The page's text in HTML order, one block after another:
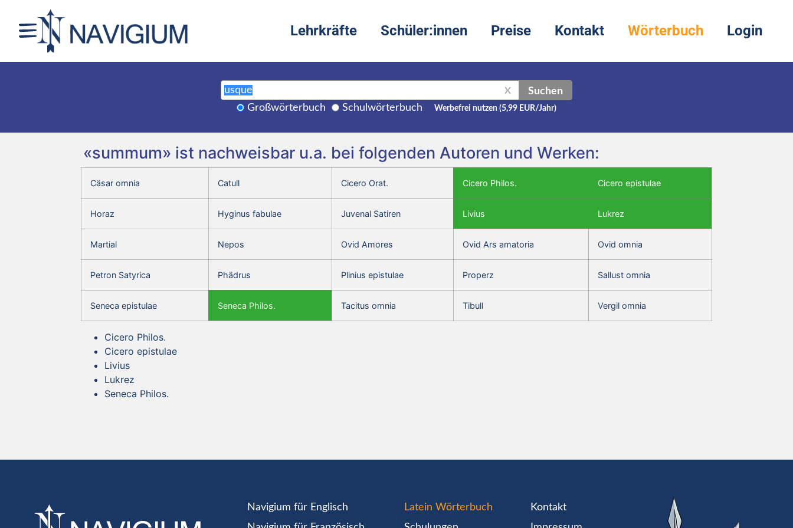
Lehrkräfte Schüler:innen Preise Kontakt Wörterbuch Login
X Suchen
Großwörterbuch Schulwörterbuch Werbefrei nutzen (5,99 EUR/Jahr)
«summum» ist nachweisbar u.a. bei folgenden Autoren und Werken:
Cäsar omnia Catull Cicero Orat. Cicero Philos. Cicero epistulae
Horaz Hyginus fabulae Juvenal Satiren Livius Lukrez
Martial Nepos Ovid Amores Ovid Ars amatoria Ovid omnia
Petron Satyrica Phädrus Plinius epistulae Properz Sallust omnia
Seneca epistulae Seneca Philos. Tacitus omnia Tibull Vergil omnia
Cicero Philos.
Cicero epistulae
Livius
Lukrez
Seneca Philos.
Navigium für Englisch
Latein Wörterbuch
Kontakt